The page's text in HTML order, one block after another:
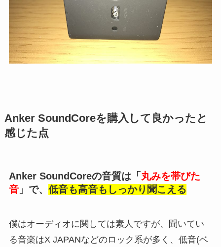
Anker SoundCoreを購入して良かったと
感じた点
Anker SoundCoreの音質は「 丸みを帯びた
音」で、 低音も高音もしっかり聞こえる
僕はオーディオに関しては素人ですが、聞いてい
る音楽はX JAPANなどのロック系が多く、低音(ベ